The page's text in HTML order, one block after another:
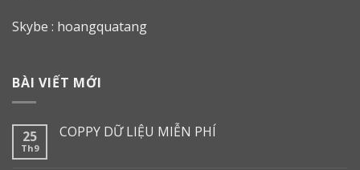
Skybe : hoangquatang
BÀI VIẾT MỚI
25
Th9
COPPY DỮ LIỆU MIỄN PHÍ